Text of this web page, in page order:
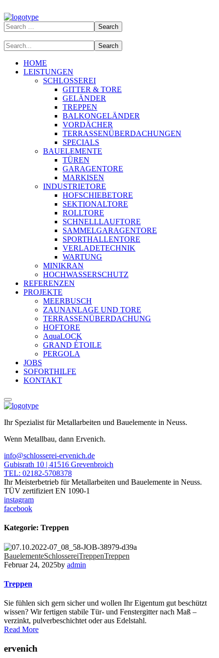
HOME
LEISTUNGEN
SCHLOSSEREI
GITTER & TORE
GELÄNDER
TREPPEN
BALKONGELÄNDER
VORDÄCHER
TERRASSENÜBERDACHUNGEN
SPECIALS
BAUELEMENTE
TÜREN
GARAGENTORE
MARKISEN
INDUSTRIETORE
HOFSCHIEBETORE
SEKTIONALTORE
ROLLTORE
SCHNELLLAUFTORE
SAMMELGARAGENTORE
SPORTHALLENTORE
VERLADETECHNIK
WARTUNG
MINIKRAN
HOCHWASSERSCHUTZ
REFERENZEN
PROJEKTE
MEERBUSCH
ZAUNANLAGE UND TORE
TERRASSENÜBERDACHUNG
HOFTORE
AquaLOCK
GRAND ÉTOILE
PERGOLA
JOBS
SOFORTHILFE
KONTAKT
Ihr Spezialist für Metallarbeiten und Bauelemente in Neuss.
Wenn Metallbau, dann Ervenich.
info@schlosserei-ervenich.de
Gubisrath 10 | 41516 Grevenbroich
TEL: 02182-5708378
Ihr Meisterbetrieb für Metallarbeiten und Bauelemente in Neuss.
TÜV zertifiziert EN 1090-1
instagram
facebook
Kategorie: Treppen
BauelementeSchlossereiTreppenTreppen
Februar 24, 2025by admin
Treppen
Sie fühlen sich gern sicher und wollen Ihr Eigentum gut beschützt
wissen? Wir fertigen stabile Tür- und Fenstergitter nach Maß –
verzinkt, pulverbeschichtet oder aus Edelstahl.
Read More
ervenich